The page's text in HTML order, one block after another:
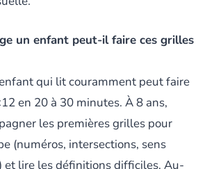
un enfant peut-il faire ces grilles
qui lit couramment peut faire
en 20 à 30 minutes. À 8 ans,
les premières grilles pour
(numéros, intersections, sens
et lire les définitions difficiles. Au-